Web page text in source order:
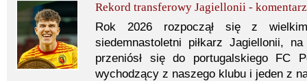
Rekord transferowy Jagiellonii - komentarz
Rok 2026 rozpoczął się z
siedemnastoletni piłkarz Jagiellonii,
przeniósł się do portugalskiego FC
wychodzący z naszego klubu i jeden z